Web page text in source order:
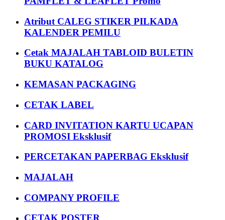
Atribut CALEG STIKER PILKADA
KALENDER PEMILU
Cetak MAJALAH TABLOID BULETIN
BUKU KATALOG
KEMASAN PACKAGING
CETAK LABEL
CARD INVITATION KARTU UCAPAN
PROMOSI Eksklusif
PERCETAKAN PAPERBAG Eksklusif
MAJALAH
COMPANY PROFILE